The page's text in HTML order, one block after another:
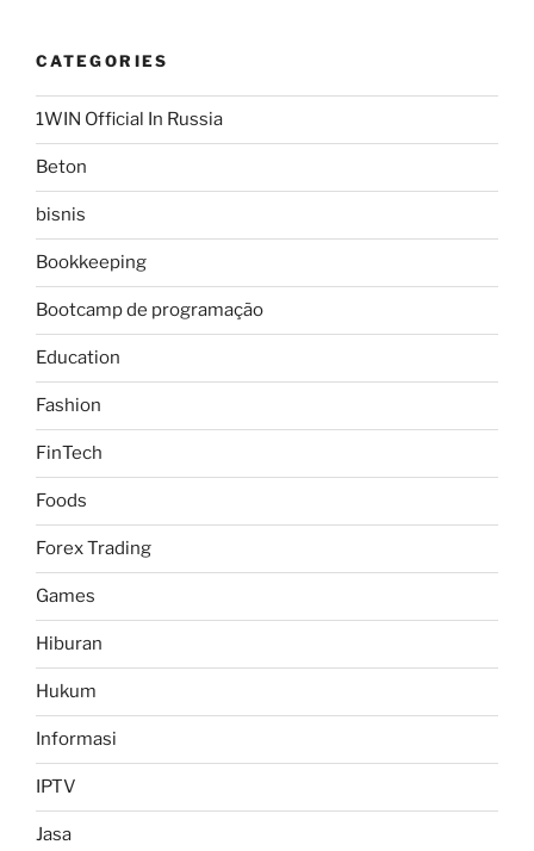
CATEGORIES
1WIN Official In Russia
Beton
bisnis
Bookkeeping
Bootcamp de programação
Education
Fashion
FinTech
Foods
Forex Trading
Games
Hiburan
Hukum
Informasi
IPTV
Jasa